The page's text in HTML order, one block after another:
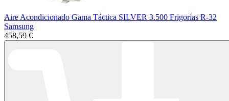
Aire Acondicionado Gama Táctica SILVER 3.500 Frigorías R-32
Samsung
458,59 €